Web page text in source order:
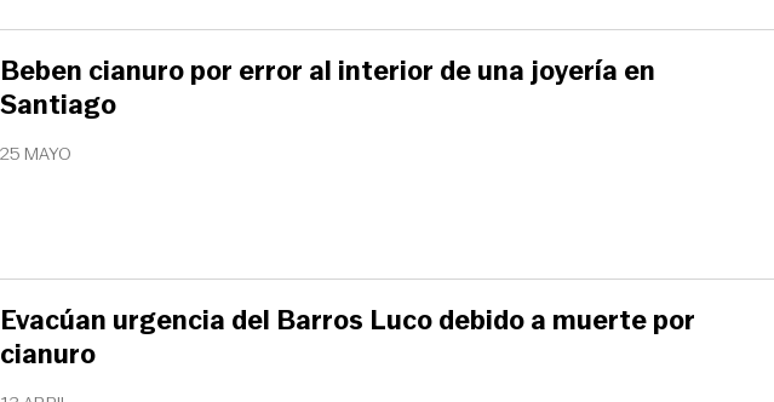
25 MAYO
Beben cianuro por error al interior de una joyería en
Santiago
Evacúan urgencia del Barros Luco debido a muerte por
cianuro